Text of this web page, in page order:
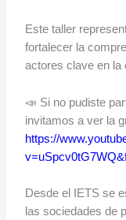
Este taller
fortalecer la
actores clave en la
📣 Si no pudiste
invitamos a ver la
https://
Desde el IETS se
las sociedades de